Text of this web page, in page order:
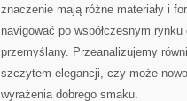
znaczenie mają różne materiały i
navigować po współczesnym
przemyślany. Przeanalizujemy
szczytem elegancji, czy może
wyrażenia dobrego smaku.